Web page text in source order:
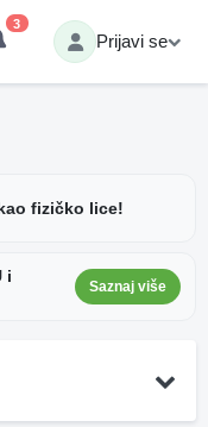
3
Prijavi se
fizičko lice!
i
Saznaj više